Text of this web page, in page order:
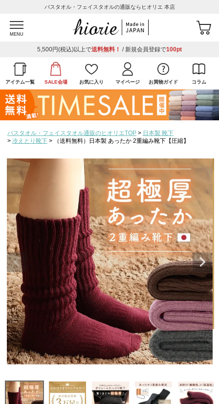
バスタオル・フェイスタオルの通販ならヒオリエ 本店
MENU
5,500円(税込)以上で送料無料！ / 新規会員登録で100pt
アイテム一覧 SALE会場 お気に入り マイページ お買物ガイド コラム
バスタオル・フェイスタオル通販のヒオリエTOP
日本製 靴下
冷えとり靴下
（送料無料）日本製 あったか 2重編み靴下【圧縮】